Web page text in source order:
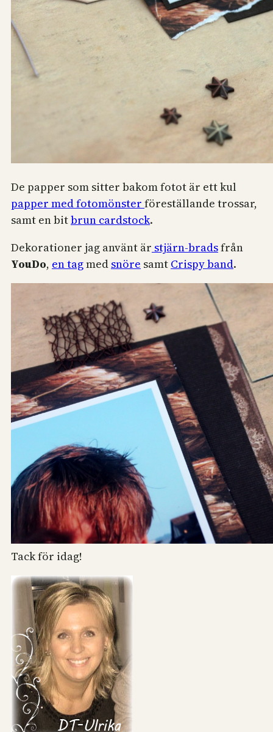
De papper som sitter bakom fotot är ett kul
papper med fotomönster föreställande trossar,
samt en bitbrun cardstock.
Dekorationer jag använt är stjärn-bradsfrån
YouDo, en tagmed snöre samt Crispy band.
Tack för idag!